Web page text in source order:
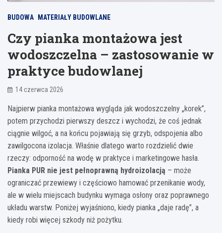
BUDOWA MATERIAŁY BUDOWLANE
Czy pianka montażowa jest
wodoszczelna – zastosowanie w
praktyce budowlanej
14 czerwca 2026
Najpierw pianka montażowa wygląda jak wodoszczelny „korek”,
potem przychodzi pierwszy deszcz i wychodzi, że coś jednak
ciągnie wilgoć, a na końcu pojawiają się grzyb, odspojenia albo
zawilgocona izolacja. Właśnie dlatego warto rozdzielić dwie
rzeczy: odporność na wodę w praktyce i marketingowe hasła.
Pianka PUR nie jest pełnoprawną hydroizolacją – może
ograniczać przewiewy i częściowo hamować przenikanie wody,
ale w wielu miejscach budynku wymaga osłony oraz poprawnego
układu warstw. Poniżej wyjaśniono, kiedy pianka „daje radę”, a
kiedy robi więcej szkody niż pożytku.